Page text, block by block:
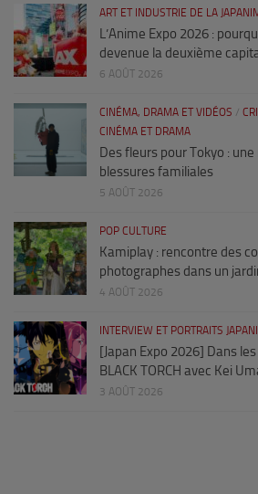
ART ET INDUSTRIE DE LA
L’Anime Expo 2026 :
devenue la deuxième
6 AOÛT 2026
CINÉMA, DRAMA ET VIDÉOS /
CINÉMA ET DRAMA
Des fleurs pour Tokyo :
blessures familiales
5 AOÛT 2026
POP CULTURE
Kamiplay : rencontre des
photographes dans un
4 AOÛT 2026
INTERVIEW ET PORTRAITS
[Japan Expo 2026] Dans
BLACK TORCH avec Kei
3 AOÛT 2026